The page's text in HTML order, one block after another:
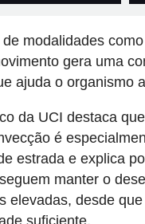
modalidades
gera uma
ajuda o organismo
da UCI destaca
é
estrada e explica
manter o
elevadas, desde
suficiente.